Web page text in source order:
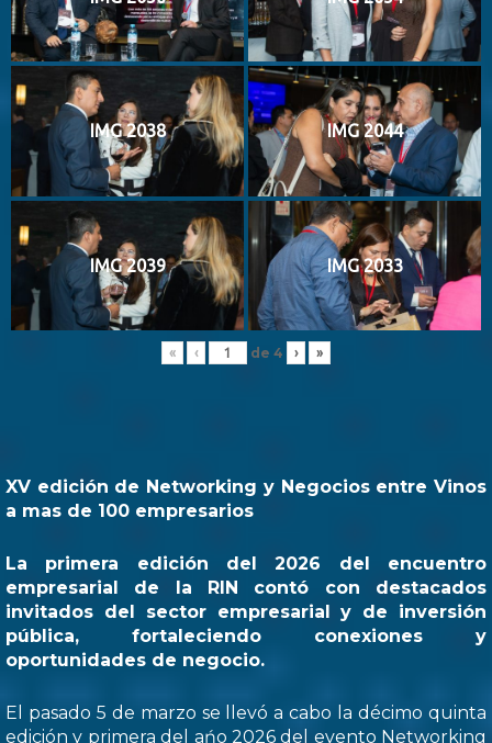
IMG 2038 IMG 2044
IMG 2039 IMG 2033
« ‹ de 4 › »
XV edición de Networking y Negocios entre Vinos
a mas de 100 empresarios
La primera edición del 2026 del encuentro
empresarial de la RIN contó con destacados
invitados del sector empresarial y de inversión
pública, fortaleciendo conexiones y
oportunidades de negocio.
El pasado 5 de marzo se llevó a cabo la décimo quinta
edición y primera del ańo 2026 del evento Networking